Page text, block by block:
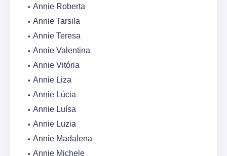
Annie Roberta
Annie Tarsila
Annie Teresa
Annie Valentina
Annie Vitória
Annie Liza
Annie Lúcia
Annie Luísa
Annie Luzia
Annie Madalena
Annie Michele